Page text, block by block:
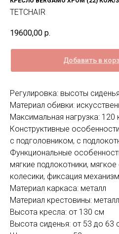
TETCHAIR
19600,00 р.
Добавить в
Регулировка: высоты сиденья
Материал обивки:
Максимальная нагрузка: 120
Конструктивные
с подголовником, с
Функциональные
мягкие подлокотники,
колесики, фиксация
Материал каркаса: металл
Материал крестовины: металл
Высота кресла: от 130 см
Высота сиденья: от 53 до 63